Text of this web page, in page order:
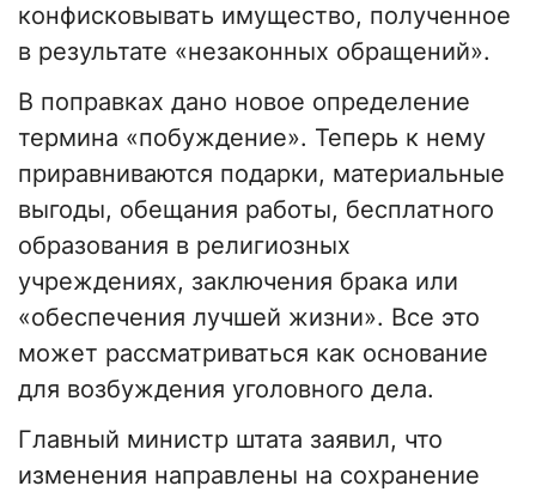
конфисковывать имущество, полученное
в результате «незаконных обращений».
В поправках дано новое определение
термина «побуждение». Теперь к нему
приравниваются подарки, материальные
выгоды, обещания работы, бесплатного
образования в религиозных
учреждениях, заключения брака или
«обеспечения лучшей жизни». Все это
может рассматриваться как основание
для возбуждения уголовного дела.
Главный министр штата заявил, что
изменения направлены на сохранение